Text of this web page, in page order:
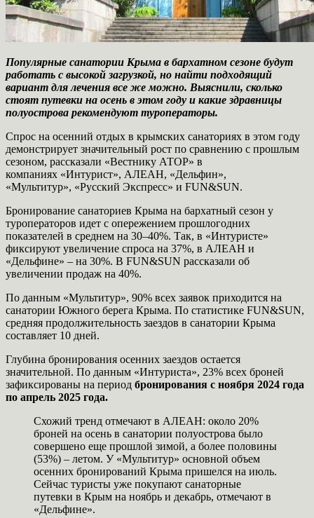
Популярные санатории Крыма в бархатном сезоне будут
работать с высокой загрузкой, но найти подходящий
вариант для лечения все же можно. Выяснили, сколько
стоят путевки на осень в этом году и какие здравницы
полуострова рекомендуют туроператоры.
Спрос на осенний отдых в крымских санаториях в этом году
демонстрирует значительный рост по сравнению с прошлым
сезоном, рассказали «Вестнику АТОР» в
компаниях «Интурист», АЛЕАН, «Дельфин»,
«Мультитур», «Русский Экспресс» и FUN&SUN.
Бронирование санаториев Крыма на бархатный сезон у
туроператоров идет с опережением прошлогодних
показателей в среднем на 30–40%. Так, в «Интуристе»
фиксируют увеличение спроса на 37%, в АЛЕАН и
«Дельфине» – на 30%. В FUN&SUN рассказали об
увеличении продаж на 40%.
По данным «Мультитур», 90% всех заявок приходится на
санатории Южного берега Крыма. По статистике FUN&SUN,
средняя продолжительность заездов в санатории Крыма
составляет 10 дней.
Глубина бронирования осенних заездов остается
значительной. По данным «Интуриста», 23% всех броней
зафиксированы на период бронирования с ноября 2024 года
по апрель 2025 года.
Схожий тренд отмечают в АЛЕАН: около 20%
броней на осень в санатории полуострова было
совершено еще прошлой зимой, а более половины
(53%) – летом. У «Мультитур» основной объем
осенних бронирований Крыма пришелся на июль.
Сейчас туристы уже покупают санаторные
путевки в Крым на ноябрь и декабрь, отмечают в
«Дельфине».